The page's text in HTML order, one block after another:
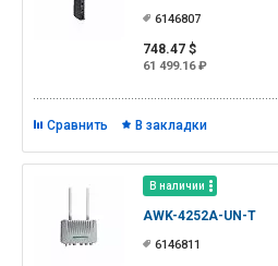
6146807
748.47 $
61 499.16 ₽
Сравнить В закладки
В наличии
AWK-4252A-UN-T
6146811